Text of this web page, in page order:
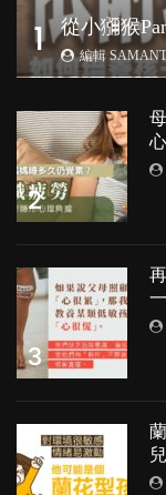
1 編輯
2
3